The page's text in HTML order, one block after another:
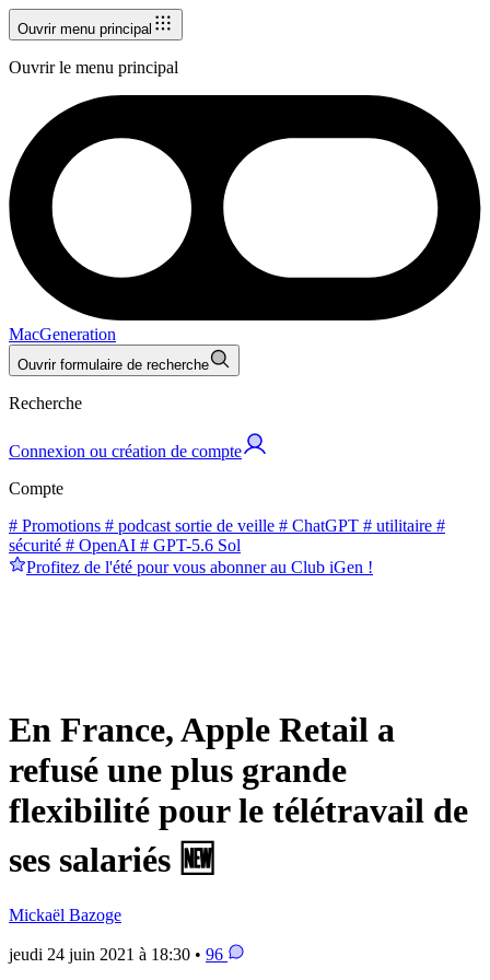
Ouvrir menu principal
Ouvrir le menu principal
MacGeneration
Ouvrir formulaire de recherche
Recherche
Connexion ou création de compte
Compte
# Promotions # podcast sortie de veille # ChatGPT # utilitaire #
sécurité # OpenAI # GPT-5.6 Sol
Profitez de l'été pour vous abonner au Club iGen !
En France, Apple Retail a
refusé une plus grande
flexibilité pour le télétravail de
ses salariés 🆕
Mickaël Bazoge
jeudi 24 juin 2021 à 18:30 • 96